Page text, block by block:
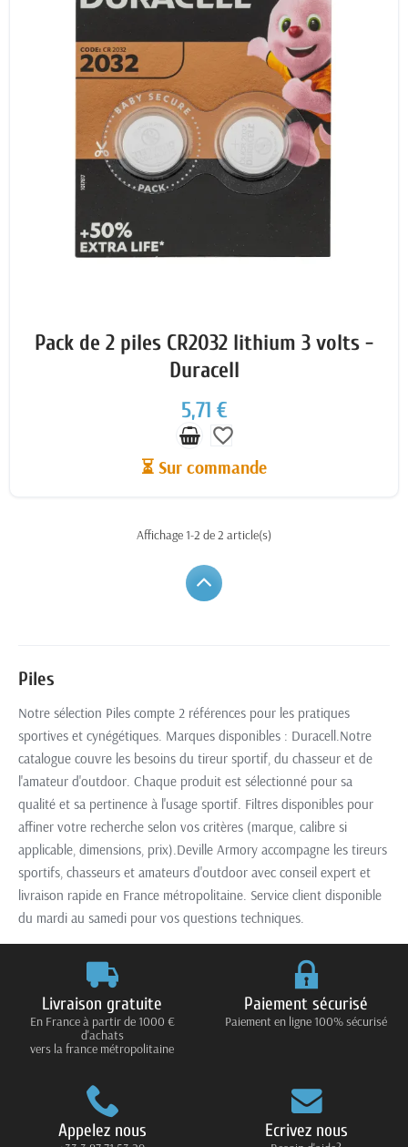
Pack de 2 piles CR2032 lithium 3 volts -
Duracell
5,71 €
favorite_border
⏳ Sur commande
Affichage 1-2 de 2 article(s)
Piles
Notre sélection Piles compte 2 références pour les pratiques
sportives et cynégétiques. Marques disponibles : Duracell.Notre
catalogue couvre les besoins du tireur sportif, du chasseur et de
l'amateur d'outdoor. Chaque produit est sélectionné pour sa
qualité et sa pertinence à l'usage sportif. Filtres disponibles pour
affiner votre recherche selon vos critères (marque, calibre si
applicable, dimensions, prix).Deville Armory accompagne les tireurs
sportifs, chasseurs et amateurs d'outdoor avec conseil expert et
livraison rapide en France métropolitaine. Service client disponible
du mardi au samedi pour vos questions techniques.
Livraison gratuite
En France à partir de 1000 €
d'achats
vers la france métropolitaine
Paiement sécurisé
Paiement en ligne 100% sécurisé
Appelez nous Ecrivez nous